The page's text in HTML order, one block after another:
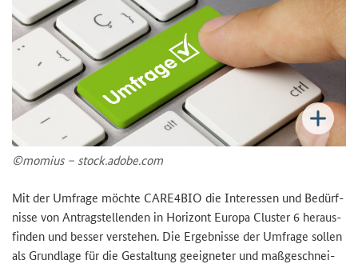
©mo­mi­us – stock.adobe.com
Mit der Um­fra­ge möch­te CARE4BIO die In­ter­es­sen und Be­dürf­
nis­se von An­trag­stel­len­den in Ho­ri­zont Eu­ro­pa Cluster6 her­aus­
fin­den und bes­ser ver­ste­hen. Die Er­geb­nis­se der Um­fra­ge sol­len
als Grund­la­ge für die Ge­stal­tung ge­eig­ne­ter und maß­ge­schnei­